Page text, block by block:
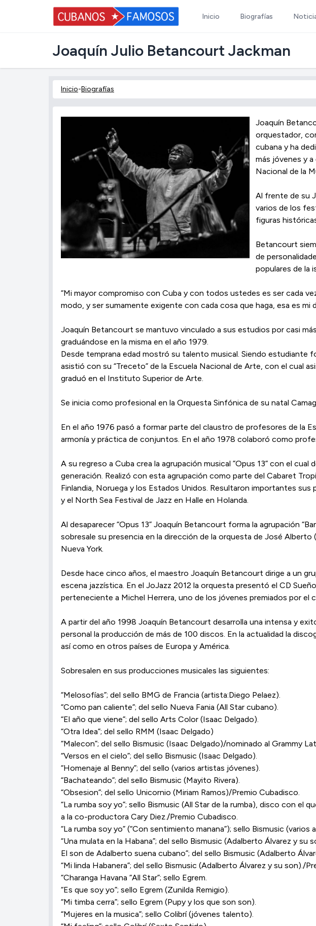
Inicio Biografías
Joaquín Julio Betancourt Jackman
Inicio-Biografías
Joaquín
orquestador,
cubana y ha
más jóvenes y a
Nacional de la
Al frente de su
varios de los
figuras
Betancourt
de
populares de la
“Mi mayor compromiso con Cuba y con todos ustedes es ser cada
modo, y ser sumamente exigente con cada cosa que haga, esa es mi
Joaquín Betancourt se mantuvo vinculado a sus estudios por casi
graduándose en la misma en el año 1979.
Desde temprana edad mostró su talento musical. Siendo estudiante
asistió con su “Treceto” de la Escuela Nacional de Arte, con el cual
graduó en el Instituto Superior de Arte.
Se inicia como profesional en la Orquesta Sinfónica de su natal
En el año 1976 pasó a formar parte del claustro de profesores de la
armonía y práctica de conjuntos. En el año 1978 colaboró como
A su regreso a Cuba crea la agrupación musical ”Opus 13” con el
generación. Realizó con esta agrupación como parte del Cabaret
Finlandia, Noruega y los Estados Unidos. Resultaron importantes
y el North Sea Festival de Jazz en Halle en Holanda.
Al desaparecer “Opus 13” Joaquín Betancourt forma la agrupación
sobresale su presencia en la dirección de la orquesta de José Alberto
Nueva York.
Desde hace cinco años, el maestro Joaquín Betancourt dirige a un
escena jazzística. En el JoJazz 2012 la orquesta presentó el CD
perteneciente a Michel Herrera, uno de los jóvenes premiados por el
A partir del año 1998 Joaquín Betancourt desarrolla una intensa y
personal la producción de más de 100 discos. En la actualidad la
así como en otros países de Europa y América.
Sobresalen en sus producciones musicales las siguientes:
“Melosofías”; del sello BMG de Francia (artista:Diego Pelaez).
“Como pan caliente”; del sello Nueva Fania (All Star cubano).
“El año que viene”; del sello Arts Color (Isaac Delgado).
“Otra Idea”; del sello RMM (Isaac Delgado)
“Malecon”; del sello Bismusic (Isaac Delgado)/nominado al Grammy
“Versos en el cielo”; del sello Bismusic (Isaac Delgado).
“Homenaje al Benny”; del sello (varios artistas jóvenes).
“Bachateando”; del sello Bismusic (Mayito Rivera).
“Obsesion”; del sello Unicornio (Miriam Ramos)/Premio Cubadisco.
“La rumba soy yo”; sello Bismusic (All Star de la rumba), disco con
a la co-productora Cary Diez./Premio Cubadisco.
“La rumba soy yo” (“Con sentimiento manana”); sello Bismusic
“Una mulata en la Habana”; del sello Bismusic (Adalberto Álvarez y su
El son de Adalberto suena cubano”; del sello Bismusic (Adalberto
“Mi linda Habanera”; del sello Bismusic (Adalberto Álvarez y su son)./
“Charanga Havana “All Star”; sello Egrem.
“Es que soy yo”; sello Egrem (Zunilda Remigio).
“Mi timba cerra”; sello Egrem (Pupy y los que son son).
“Mujeres en la musica”; sello Colibrí (jóvenes talento).